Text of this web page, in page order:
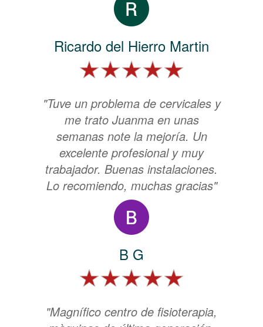
Ricardo del Hierro Martin
"Tuve un problema de cervicales y
me trato Juanma en unas
semanas note la mejoría. Un
excelente profesional y muy
trabajador. Buenas instalaciones.
Lo recomiendo, muchas gracias"
B G
"Magnífico centro de fisioterapia,